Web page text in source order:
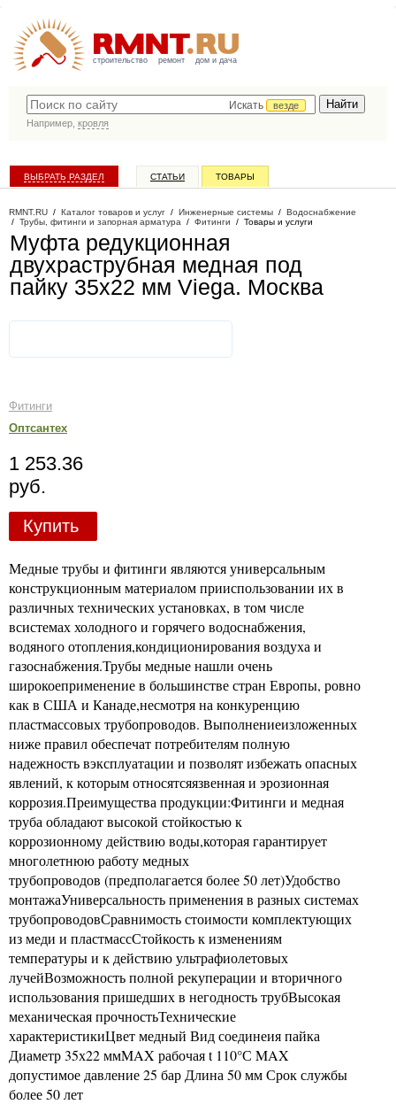
строительство ремонт дом и дача
Искать
везде
Например, кровля
ВЫБРАТЬ РАЗДЕЛ СТАТЬИ ТОВАРЫ
RMNT.RU / Каталог товаров и услуг / Инженерные системы / Водоснабжение
/ Трубы, фитинги и запорная арматура / Фитинги / Товары и услуги
Муфта редукционная
двухраструбная медная под
пайку 35х22 мм Viega. Москва
Фитинги
Оптсантех
1 253.36
руб.
Купить
Медные трубы и фитинги являются универсальным
конструкционным материалом прииспользовании их в
различных технических установках, в том числе
всистемах холодного и горячего водоснабжения,
водяного отопления,кондиционирования воздуха и
газоснабжения.Трубы медные нашли очень
широкоеприменение в большинстве стран Европы, ровно
как в США и Канаде,несмотря на конкуренцию
пластмассовых трубопроводов. Выполнениеизложенных
ниже правил обеспечат потребителям полную
надежность вэксплуатации и позволят избежать опасных
явлений, к которым относятсяязвенная и эрозионная
коррозия.Преимущества продукции:Фитинги и медная
труба обладают высокой стойкостью к
коррозионному действию воды,которая гарантирует
многолетнюю работу медных
трубопроводов (предполагается более 50 лет)Удобство
монтажаУниверсальность применения в разных системах
трубопроводовСравнимость стоимости комплектующих
из меди и пластмассСтойкость к изменениям
температуры и к действию ультрафиолетовых
лучейВозможность полной рекуперации и вторичного
использования пришедших в негодность трубВысокая
механическая прочностьТехнические
характеристикиЦвет медный Вид соединеия пайка
Диаметр 35х22 ммMAX рабочая t 110°С MAX
допустимое давление 25 бар Длина 50 мм Срок службы
более 50 лет